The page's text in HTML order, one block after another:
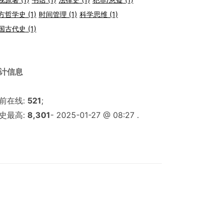
哲学史 (1) 时间管理 (1) 科学思维(1)
古代史 (1)
信息
在线: 521;
最高: 8,301- 2025-01-27 @ 08:27 .